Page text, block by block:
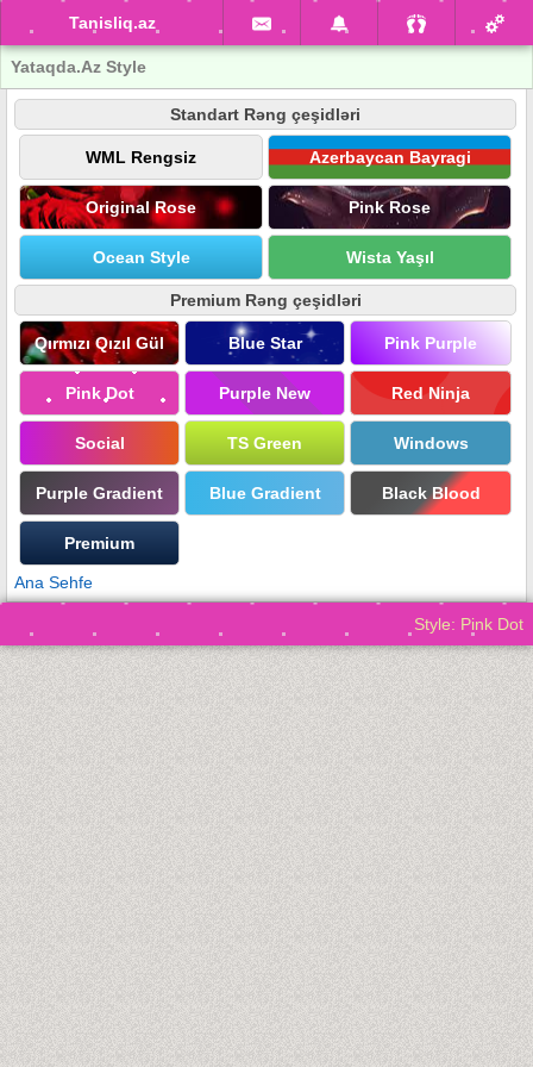
Tanisliq.az
Yataqda.Az Style
Standart Rəng çeşidləri
WML Rengsiz Azerbaycan Bayragi
Original Rose Pink Rose
Ocean Style Wista Yaşıl
Premium Rəng çeşidləri
Qırmızı Qızıl Gül Blue Star Pink Purple
Pink Dot Purple New Red Ninja
Social TS Green Windows
Purple Gradient Blue Gradient Black Blood
Premium
Ana Sehfe
Style: Pink Dot